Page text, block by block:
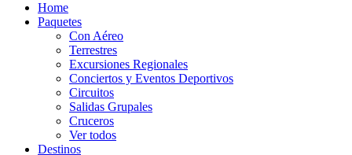
Globaltours
Organización de Servicios Turísticos
Home
Paquetes
Con Aéreo
Terrestres
Excursiones Regionales
Conciertos y Eventos Deportivos
Circuitos
Salidas Grupales
Cruceros
Ver todos
Destinos